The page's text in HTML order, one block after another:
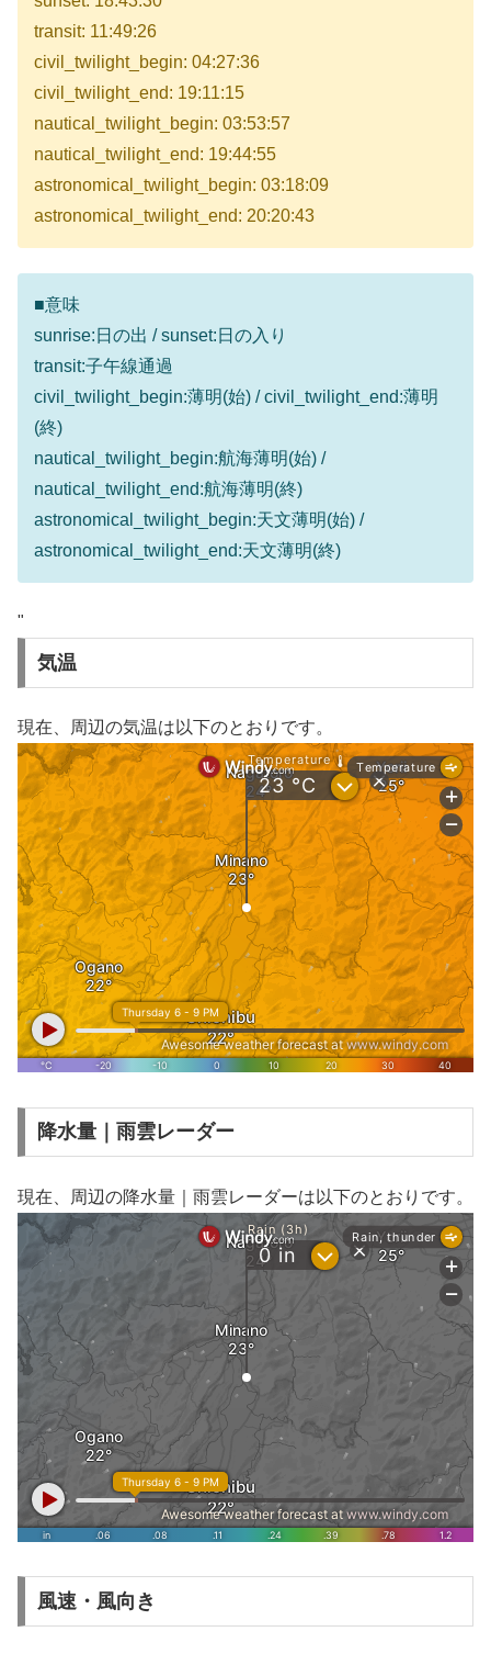
transit: 11:49:26
civil_twilight_begin: 04:27:36
civil_twilight_end: 19:11:15
nautical_twilight_begin: 03:53:57
nautical_twilight_end: 19:44:55
astronomical_twilight_begin: 03:18:09
astronomical_twilight_end: 20:20:43
■意味
sunrise:日の出 / sunset:日の入り
transit:子午線通過
civil_twilight_begin:薄明(始) / civil_twilight_end:薄明
(終)
nautical_twilight_begin:航海薄明(始) /
nautical_twilight_end:航海薄明(終)
astronomical_twilight_begin:天文薄明(始) /
astronomical_twilight_end:天文薄明(終)
"
気温
現在、周辺の気温は以下のとおりです。
降水量｜雨雲レーダー
現在、周辺の降水量｜雨雲レーダーは以下のとおりです。
風速・風向き